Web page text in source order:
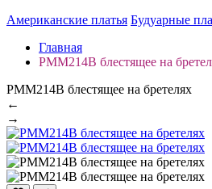
Американские платья Будуарные
Главная
PMM214B блестящее на
PMM214B блестящее на бретелях
←
→